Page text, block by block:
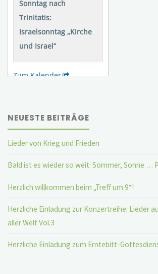
NEUESTE BEITRÄGE
Lieder von Krieg und Frieden
Bald ist es wieder so weit: Sommer, Sonne
Herzlich willkommen beim „Treff um 9“!
Herzliche Einladung zur Konzertreihe: Lieder
aller Welt Vol.3
Herzliche Einladung zum Erntebitt-